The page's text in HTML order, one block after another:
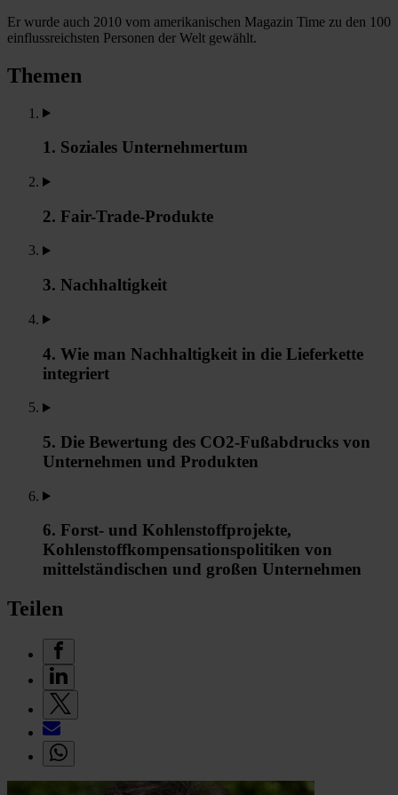
Er wurde auch 2010 vom amerikanischen Magazin Time zu den 100
einflussreichsten Personen der Welt gewählt.
Themen
1. Soziales Unternehmertum
2. Fair-Trade-Produkte
3. Nachhaltigkeit
4. Wie man Nachhaltigkeit in die Lieferkette
integriert
5. Die Bewertung des CO2-Fußabdrucks von
Unternehmen und Produkten
6. Forst- und Kohlenstoffprojekte,
Kohlenstoffkompensationspolitiken von
mittelständischen und großen Unternehmen
Teilen